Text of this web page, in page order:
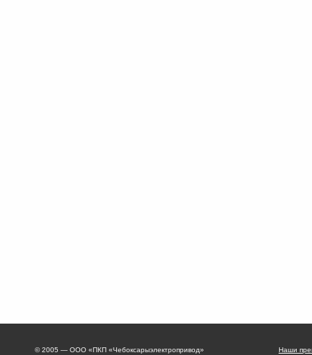
© 2005 — ООО «ПКП «Чебоксарыэлектропривод» Наши